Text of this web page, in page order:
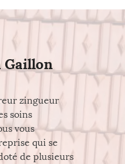
Gaillon
zingueur
soins
vous
qui se
de plusieurs